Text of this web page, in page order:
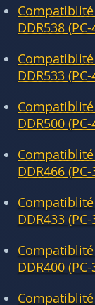
Compatiblité
DDR538
Compatiblité
DDR533
Compatiblité
DDR500
Compatiblité
DDR466
Compatiblité
DDR433
Compatiblité
DDR400
Compatiblité